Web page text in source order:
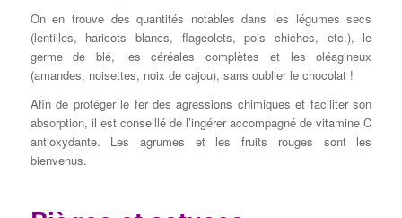
On en trouve des quantités notables dans les légumes secs
(lentilles, haricots blancs, flageolets, pois chiches, etc.), le
germe de blé, les céréales complètes et les oléagineux
(amandes, noisettes, noix de cajou), sans oublier le chocolat !
Afin de protéger le fer des agressions chimiques et faciliter son
absorption, il est conseillé de l’ingérer accompagné de vitamine C
antioxydante. Les agrumes et les fruits rouges sont les
bienvenus.